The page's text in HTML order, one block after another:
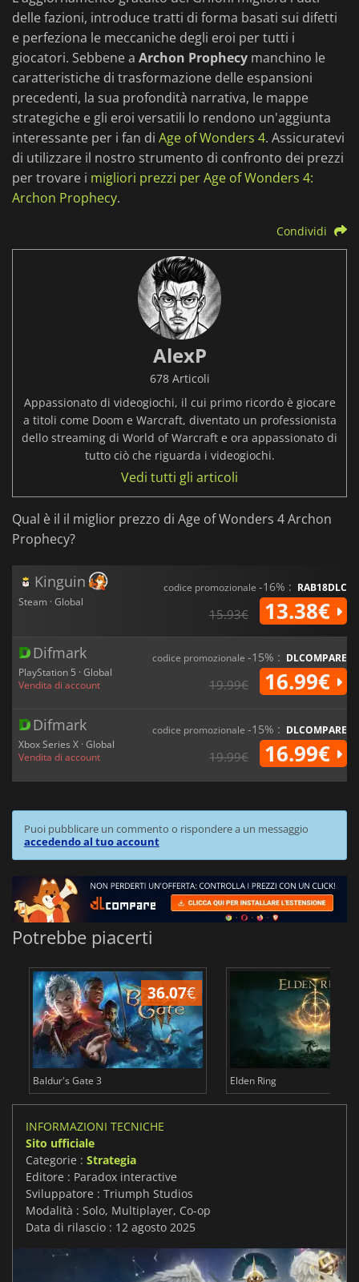
delle fazioni, introduce tratti di forma basati sui difetti
e perfeziona le meccaniche degli eroi per tutti i
giocatori. Sebbene a Archon Prophecy manchino le
caratteristiche di trasformazione delle espansioni
precedenti, la sua profondità narrativa, le mappe
strategiche e gli eroi versatili lo rendono un'aggiunta
interessante per i fan di Age of Wonders 4. Assicuratevi
di utilizzare il nostro strumento di confronto dei prezzi
per trovare i migliori prezzi per Age of Wonders 4:
Archon Prophecy.
Condividi
AlexP
678 Articoli
Appassionato di videogiochi, il cui primo ricordo è giocare
a titoli come Doom e Warcraft, diventato un professionista
dello streaming di World of Warcraft e ora appassionato di
tutto ciò che riguarda i videogiochi.
Vedi tutti gli articoli
Qual è il il miglior prezzo di Age of Wonders 4 Archon
Prophecy?
Kinguin
Steam · Global
codice promozionale -16% : RAB18DLC
15.93€ 13.38€
Difmark
PlayStation 5 · Global
Vendita di account
codice promozionale -15% : DLCOMPARE
19.99€ 16.99€
Difmark
Xbox Series X · Global
Vendita di account
codice promozionale -15% : DLCOMPARE
19.99€ 16.99€
Puoi pubblicare un commento o rispondere a un messaggio
accedendo al tuo account
Potrebbe piacerti
36.07€
Baldur's Gate 3 Elden Ring
INFORMAZIONI TECNICHE
Sito ufficiale
Categorie : Strategia
Editore : Paradox interactive
Sviluppatore : Triumph Studios
Modalità : Solo, Multiplayer, Co-op
Data di rilascio : 12 agosto 2025